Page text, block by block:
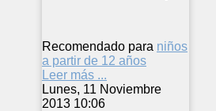
Recomendado para niños
a partir de 12 años
Leer más ...
Lunes, 11 Noviembre
2013 10:06